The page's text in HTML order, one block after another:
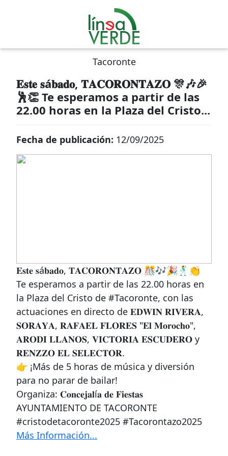
Tacoronte
𝐄𝐬𝐭𝐞 𝐬á𝐛𝐚𝐝𝐨, 𝐓𝐀𝐂𝐎𝐑𝐎𝐍𝐓𝐀𝐙𝐎 🎊🎶🎉
🕺👏 Te esperamos a partir de las
22.00 horas en la Plaza del Cristo...
Fecha de publicación: 12/09/2025
𝐄𝐬𝐭𝐞 𝐬á𝐛𝐚𝐝𝐨, 𝐓𝐀𝐂𝐎𝐑𝐎𝐍𝐓𝐀𝐙𝐎 🎊🎶🎉🕺👏
Te esperamos a partir de las 22.00 horas en
la Plaza del Cristo de #Tacoronte, con las
actuaciones en directo de 𝐄𝐃𝐖𝐈𝐍 𝐑𝐈𝐕𝐄𝐑𝐀,
𝐒𝐎𝐑𝐀𝐘𝐀, 𝐑𝐀𝐅𝐀𝐄𝐋 𝐅𝐋𝐎𝐑𝐄𝐒 "𝐄𝐥 𝐌𝐨𝐫𝐨𝐜𝐡𝐨",
𝐀𝐑𝐎𝐃𝐈 𝐋𝐋𝐀𝐍𝐎𝐒, 𝐕𝐈𝐂𝐓𝐎𝐑𝐈𝐀 𝐄𝐒𝐂𝐔𝐃𝐄𝐑𝐎 y
𝐑𝐄𝐍𝐙𝐙𝐎 𝐄𝐋 𝐒𝐄𝐋𝐄𝐂𝐓𝐎𝐑.
👉 ¡Más de 5 horas de música y diversión
para no parar de bailar!
Organiza: 𝐂𝐨𝐧𝐜𝐞𝐣𝐚𝐥í𝐚 𝐝𝐞 𝐅𝐢𝐞𝐬𝐭𝐚𝐬
AYUNTAMIENTO DE TACORONTE
#cristodetacoronte2025 #Tacorontazo2025
Más Información...